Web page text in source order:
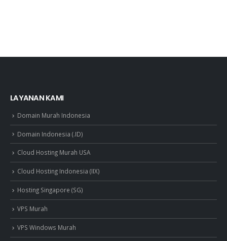
LAYANAN KAMI
Domain Murah Indonesia
Domain Indonesia (.ID)
Cloud Hosting Murah USA
Cloud Hosting Indonesia (IIX)
Hosting Singapore (SG)
VPS Murah
VPS Windows Murah